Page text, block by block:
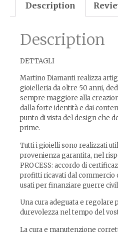
Description
Description
DETTAGLI
Martino Diamanti realizza
gioielleria da oltre 50 anni,
sempre maggiore alla
dalla forte identità e dai
punto di vista del design che
prime.
Tutti i gioielli sono realizzati
provenienza garantita, nel
PROCESS: accordo di
profitti ricavati dal commercio
usati per finanziare guerre
Una cura adeguata e regolare
durevolezza nel tempo del
La cura e manutenzione